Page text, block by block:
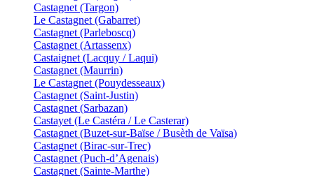
Castagnet (Targon)
Le Castagnet (Gabarret)
Castagnet (Parleboscq)
Castagnet (Artassenx)
Castaignet (Lacquy / Laqui)
Castagnet (Maurrin)
Le Castagnet (Pouydesseaux)
Castagnet (Saint-Justin)
Castagnet (Sarbazan)
Castayet (Le Castéra / Le Casterar)
Castagnet (Buzet-sur-Baïse / Busèth de Vaïsa)
Castagnet (Birac-sur-Trec)
Castagnet (Puch-d’Agenais)
Castagnet (Sainte-Marthe)